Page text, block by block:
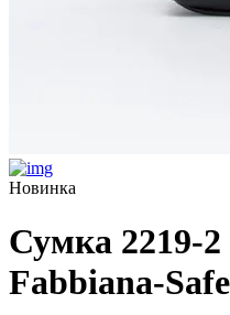
Новинка
Сумка 2219-
Fabbiana-